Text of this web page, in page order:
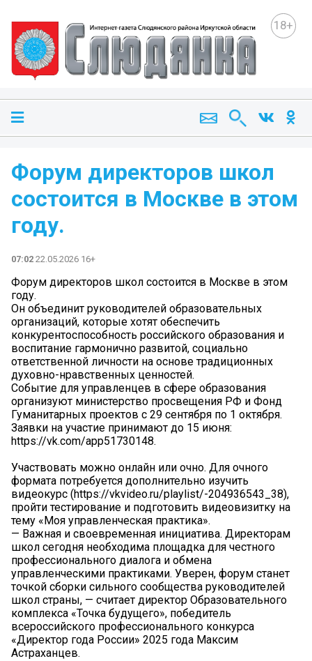
18+
Форум директоров школ
состоится в Москве в этом
году.
07:02 22.05.2026 16+
Форум директоров школ состоится в Москве в этом
году.
Он объединит руководителей образовательных
организаций, которые хотят обеспечить
конкурентоспособность российского образования и
воспитание гармонично развитой, социально
ответственной личности на основе традиционных
духовно-нравственных ценностей.
Событие для управленцев в сфере образования
организуют министерство просвещения РФ и Фонд
Гуманитарных проектов с 29 сентября по 1 октября.
Заявки на участие принимают до 15 июня:
https://vk.com/app51730148.
Участвовать можно онлайн или очно. Для очного
формата потребуется дополнительно изучить
видеокурс (https://vkvideo.ru/playlist/-204936543_38),
пройти тестирование и подготовить видеовизитку на
тему «Моя управленческая практика».
— Важная и своевременная инициатива. Директорам
школ сегодня необходима площадка для честного
профессионального диалога и обмена
управленческими практиками. Уверен, форум станет
точкой сборки сильного сообщества руководителей
школ страны, — считает директор Образовательного
комплекса «Точка будущего», победитель
всероссийского профессионального конкурса
«Директор года России» 2025 года Максим
Астраханцев.